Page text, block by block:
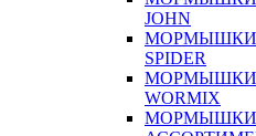
JOHN
МОРМЫШКИ
SPIDER
МОРМЫШКИ
WORMIX
МОРМЫШКИ